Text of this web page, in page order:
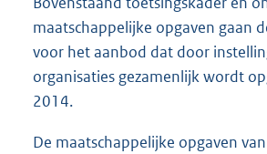
maatschappelijke opgaven gaan
voor het aanbod dat door
organisaties gezamenlijk wordt
2014.
De maatschappelijke opgaven